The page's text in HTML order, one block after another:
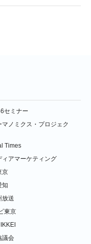
セミナー
マノミクス・プロジェク
Times
ィアマーケティング
京
知
放送
東京
議会